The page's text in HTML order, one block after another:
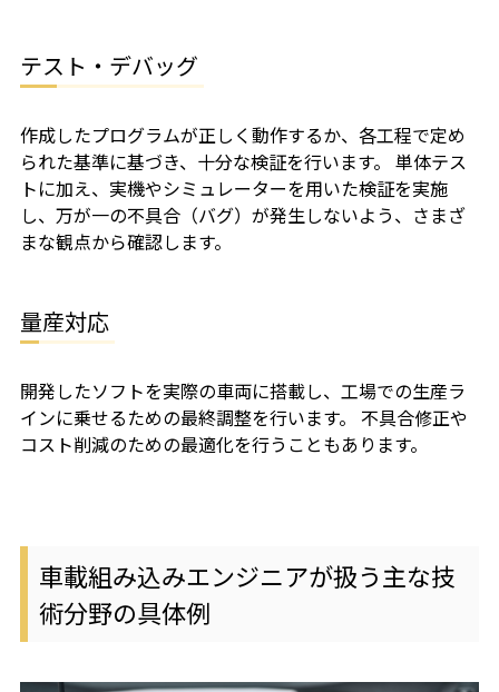
テスト・デバッグ
作成したプログラムが正しく動作するか、各工程で定め
られた基準に基づき、十分な検証を行います。 単体テス
トに加え、実機やシミュレーターを用いた検証を実施
し、万が一の不具合（バグ）が発生しないよう、さまざ
まな観点から確認します。
量産対応
開発したソフトを実際の車両に搭載し、工場での生産ラ
インに乗せるための最終調整を行います。 不具合修正や
コスト削減のための最適化を行うこともあります。
車載組み込みエンジニアが扱う主な技
術分野の具体例